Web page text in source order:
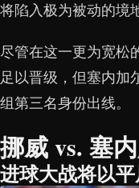
将陷入极为被动的境
尽管在这一更为宽松
足以晋级，但塞内加
组第三名身份出线。
挪威 vs. 塞
进球大战将以